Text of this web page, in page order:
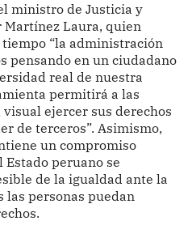
ministro de Justicia y
Martínez Laura, quien
“la administración
pensando en un ciudadano
real de nuestra
permitirá a las
ejercer sus derechos
de terceros”. Asimismo,
un compromiso
peruano se
de la igualdad ante la
las personas puedan